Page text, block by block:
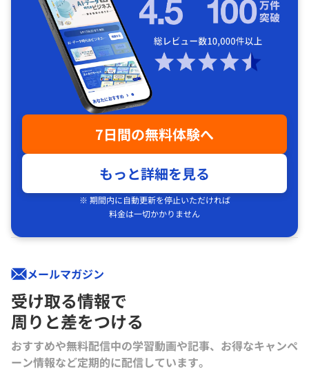
7日間の無料体験へ
もっと詳細を見る
※ 期間内に自動更新を停止いただければ
料金は一切かかりません
メールマガジン
受け取る情報で
周りと差をつける
おすすめや無料配信中の学習動画や記事、お得なキャンペ
ーン情報など定期的に配信しています。